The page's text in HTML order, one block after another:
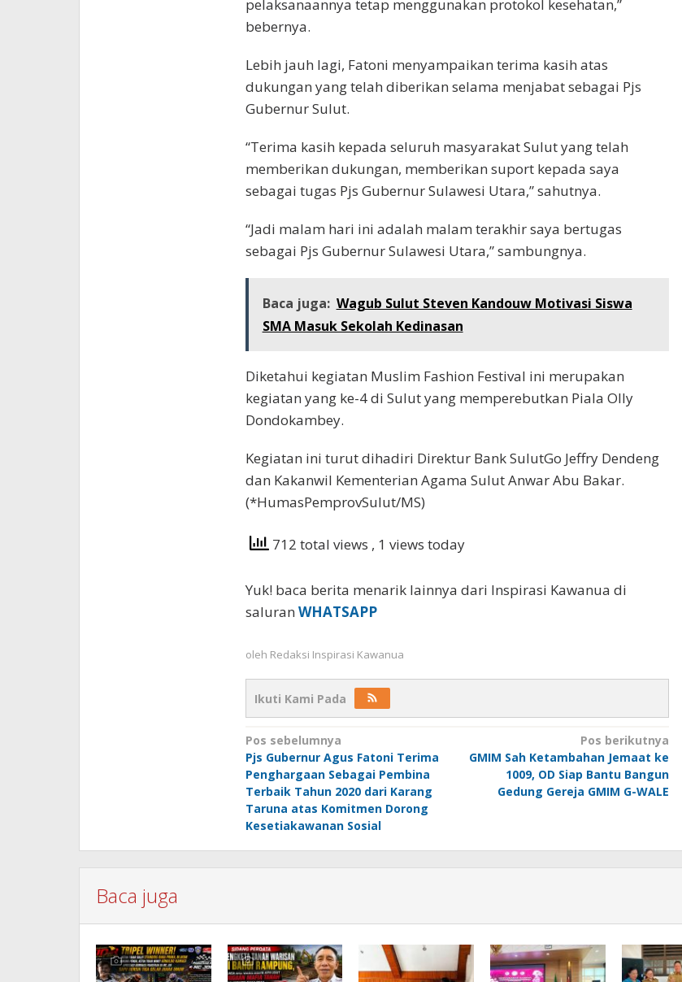
pelaksanaannya tetap menggunakan protokol kesehatan,”
bebernya.
Lebih jauh lagi, Fatoni menyampaikan terima kasih atas
dukungan yang telah diberikan selama menjabat sebagai Pjs
Gubernur Sulut.
“Terima kasih kepada seluruh masyarakat Sulut yang telah
memberikan dukungan, memberikan suport kepada saya
sebagai tugas Pjs Gubernur Sulawesi Utara,” sahutnya.
“Jadi malam hari ini adalah malam terakhir saya bertugas
sebagai Pjs Gubernur Sulawesi Utara,” sambungnya.
Baca juga: Wagub Sulut Steven Kandouw Motivasi Siswa
SMA Masuk Sekolah Kedinasan
Diketahui kegiatan Muslim Fashion Festival ini merupakan
kegiatan yang ke-4 di Sulut yang memperebutkan Piala Olly
Dondokambey.
Kegiatan ini turut dihadiri Direktur Bank SulutGo Jeffry Dendeng
dan Kakanwil Kementerian Agama Sulut Anwar Abu Bakar.
(*HumasPemprovSulut/MS)
712 total views , 1 views today
Yuk! baca berita menarik lainnya dari Inspirasi Kawanua di
saluran WHATSAPP
oleh Redaksi Inspirasi Kawanua
Ikuti Kami Pada
Navigasi
pos
Pos sebelumnya
Pjs Gubernur Agus Fatoni Terima
Penghargaan Sebagai Pembina
Terbaik Tahun 2020 dari Karang
Taruna atas Komitmen Dorong
Kesetiakawanan Sosial
Pos berikutnya
GMIM Sah Ketambahan Jemaat ke
1009, OD Siap Bantu Bangun
Gedung Gereja GMIM G-WALE
Baca juga